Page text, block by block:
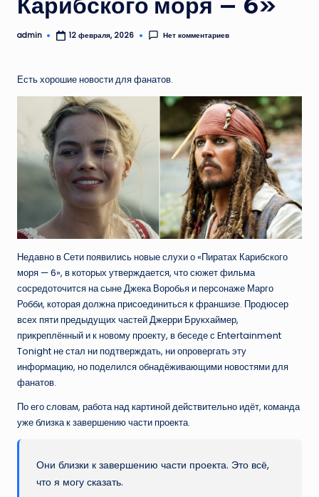
Запись
admin 12 февраля, 2026 Нет комментариев
Есть хорошие новости для фанатов.
Недавно в Сети появились новые слухи о «Пиратах Карибского
моря — 6», в которых утверждается, что сюжет фильма
сосредоточится на сыне Джека Воробья и персонаже Марго
Робби, которая должна присоединиться к франшизе. Продюсер
всех пяти предыдущих частей Джерри Брукхаймер,
прикреплённый и к новому проекту, в беседе с Entertainment
Tonight не стал ни подтверждать, ни опровергать эту
информацию, но поделился обнадёживающими новостями для
фанатов.
По его словам, работа над картиной действительно идёт, команда
уже близка к завершению части проекта.
Они близки к завершению части проекта. Это всё,
что я могу сказать.